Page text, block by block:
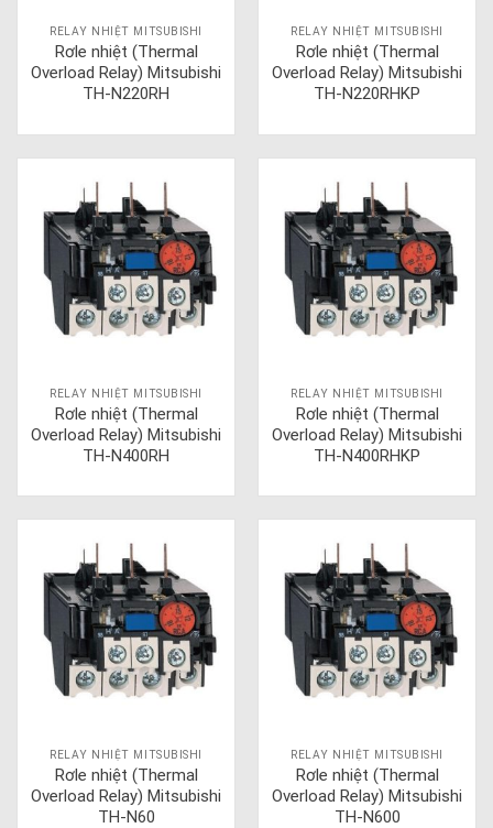
RELAY NHIỆT MITSUBISHI
Rơle nhiệt (Thermal
Overload Relay) Mitsubishi
TH-N220RH
RELAY NHIỆT MITSUBISHI
Rơle nhiệt (Thermal
Overload Relay) Mitsubishi
TH-N220RHKP
RELAY NHIỆT MITSUBISHI
Rơle nhiệt (Thermal
Overload Relay) Mitsubishi
TH-N400RH
RELAY NHIỆT MITSUBISHI
Rơle nhiệt (Thermal
Overload Relay) Mitsubishi
TH-N400RHKP
RELAY NHIỆT MITSUBISHI
Rơle nhiệt (Thermal
Overload Relay) Mitsubishi
TH-N60
RELAY NHIỆT MITSUBISHI
Rơle nhiệt (Thermal
Overload Relay) Mitsubishi
TH-N600